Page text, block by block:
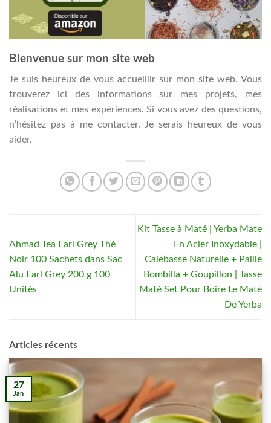
Bienvenue sur mon site web
Je suis heureux de vous accueillir sur mon site web. Vous
trouverez ici des informations sur mes projets, mes
réalisations et mes expériences. Si vous avez des questions,
n’hésitez pas à me contacter. Je serais heureux de vous
aider.
Ahmad Tea Earl Grey Thé
Noir 100 Sachets dans Sac
Alu Earl Grey 200 g 100
Unités
Kit Tasse à Maté | Yerba Mate
En Acier Inoxydable |
Calebasse Naturelle + Paille
Bombilla + Goupillon | Tasse
Maté Set Pour Boire Le Maté
De Yerba
Articles récents
27
Jan